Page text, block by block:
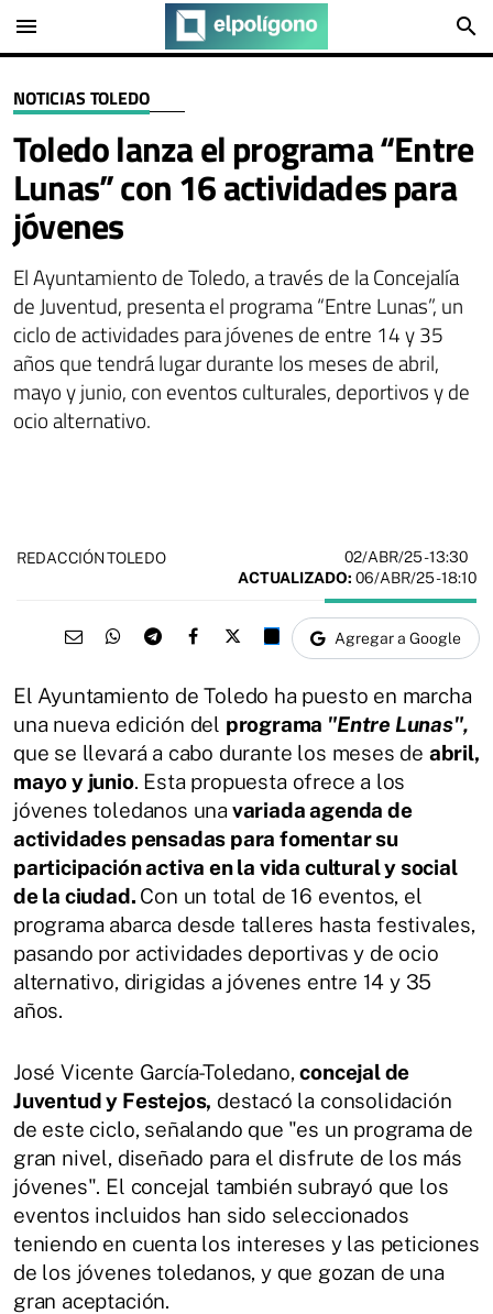
menu search
NOTICIAS TOLEDO
Toledo lanza el programa “Entre
Lunas” con 16 actividades para
jóvenes
El Ayuntamiento de Toledo, a través de la Concejalía
de Juventud, presenta el programa “Entre Lunas”, un
ciclo de actividades para jóvenes de entre 14 y 35
años que tendrá lugar durante los meses de abril,
mayo y junio, con eventos culturales, deportivos y de
ocio alternativo.
REDACCIÓN TOLEDO 02/ABR/25- 13:30
ACTUALIZADO: 06/ABR/25 - 18:10
Agregar a Google
El Ayuntamiento de Toledo ha puesto en marcha
una nueva edición del programa "Entre Lunas",
que se llevará a cabo durante los meses de abril,
mayo y junio. Esta propuesta ofrece a los
jóvenes toledanos una variada agenda de
actividades pensadas para fomentar su
participación activa en la vida cultural y social
de la ciudad. Con un total de 16 eventos, el
programa abarca desde talleres hasta festivales,
pasando por actividades deportivas y de ocio
alternativo, dirigidas a jóvenes entre 14 y 35
años.
José Vicente García-Toledano,concejal de
Juventud y Festejos, destacó la consolidación
de este ciclo, señalando que "es un programa de
gran nivel, diseñado para el disfrute de los más
jóvenes". El concejal también subrayó que los
eventos incluidos han sido seleccionados
teniendo en cuenta los intereses y las peticiones
de los jóvenes toledanos, y que gozan de una
gran aceptación.